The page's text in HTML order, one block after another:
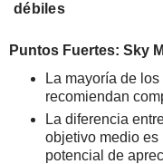
débiles
Puntos Fuertes: Sky
La mayoría de
recomiendan
La diferencia
objetivo medio es
potencial de